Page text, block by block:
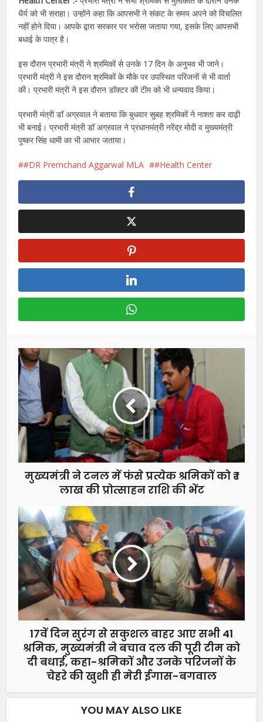
धैर्य को भी सराहा। उन्होंने कहा कि आपसभी ने संकट के समय अपने को विचलित
नहीं होने दिया। आपके द्वारा सरकार पर भरोसा जताया गया, इसके लिए आपसभी
बधाई के पात्र है।
इस दौरान प्रभारी मंत्री ने श्रमिकों से उनके 17 दिन के अनुभव भी जाने।
प्रभारी मंत्री ने इस दौरान श्रमिकों के मौके पर उपस्थित परिजनों से भी वार्ता
की। प्रभारी मंत्री ने इस दौरान डॉक्टर की टीम को भी धन्यवाद किया।
प्रभारी मंत्री डॉ अग्रवाल ने बताया कि बुधवार सुबह श्रमिकों ने नाश्ता कर दाढ़ी
भी बनाई। प्रभारी मंत्री डॉ अग्रवाल ने प्रधानमंत्री नरेंद्र मोदी व मुख्यमंत्री
पुष्कर सिंह धामी का भी आभार जताया।
#DR Premchand Aggarwal MLA #Health Center
मुख्यमंत्री ने टनल में फंसे प्रत्येक श्रमिकों को ₹ 1
लाख की प्रोत्साहन राशि की भेंट
17वें दिन सुरंग से सकुशल बाहर आए सभी 41
श्रमिक, मुख्यमंत्री ने बचाव दल की पूरी टीम को
दी बधाई, कहा-श्रमिकों और उनके परिजनों के
चेहरे की खुशी ही मेरी ईगास-बगवाल
YOU MAY ALSO LIKE